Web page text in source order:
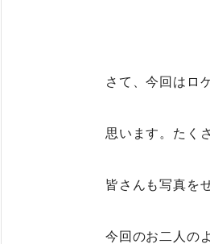
さて、今回はロ
思います。たく
皆さんも写真を
今回のお二人の